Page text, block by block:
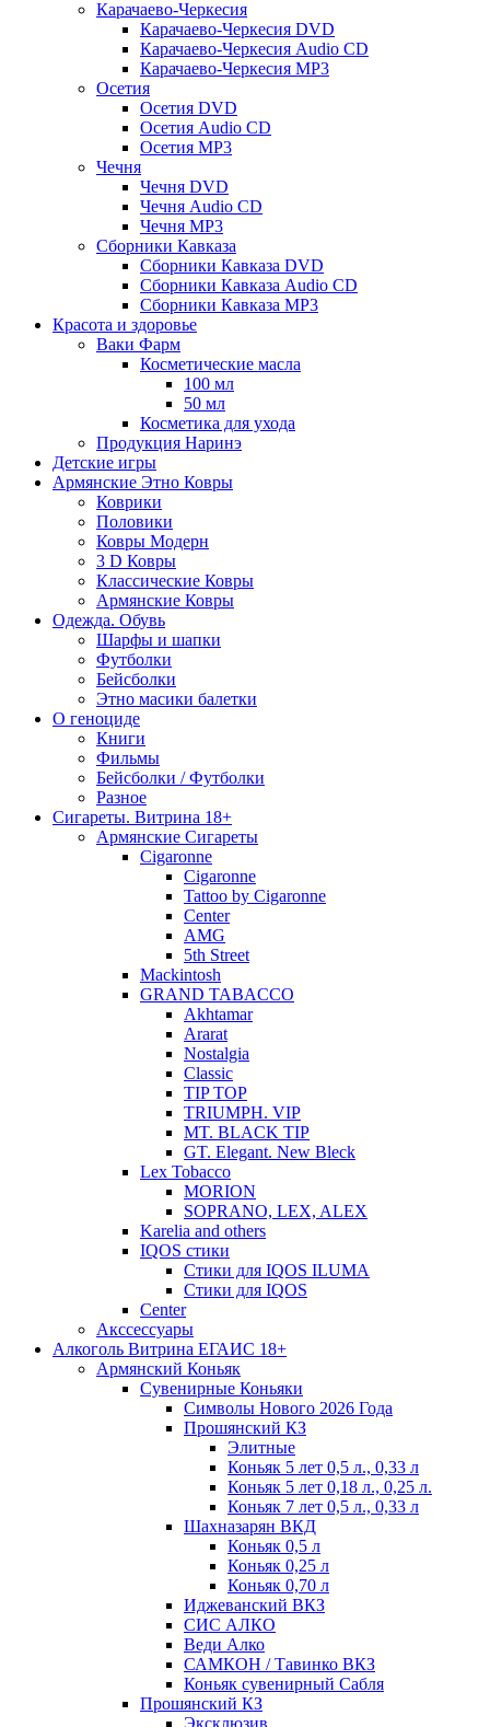
Карачаево-Черкесия
Карачаево-Черкесия DVD
Карачаево-Черкесия Audio CD
Карачаево-Черкесия MP3
Осетия
Осетия DVD
Осетия Audio CD
Осетия MP3
Чечня
Чечня DVD
Чечня Audio CD
Чечня MP3
Сборники Кавказа
Сборники Кавказа DVD
Сборники Кавказа Audio CD
Сборники Кавказа MP3
Красота и здоровье
Ваки Фарм
Косметические масла
100 мл
50 мл
Косметика для ухода
Продукция Наринэ
Детские игры
Армянские Этно Ковры
Коврики
Половики
Ковры Модерн
3 D Ковры
Классические Ковры
Армянские Ковры
Одежда. Обувь
Шарфы и шапки
Футболки
Бейсболки
Этно масики балетки
О геноциде
Книги
Фильмы
Бейсболки / Футболки
Разное
Сигареты. Витрина 18+
Армянские Сигареты
Cigaronne
Cigaronne
Tattoo by Cigaronne
Center
AMG
5th Street
Mackintosh
GRAND TABACCO
Akhtamar
Ararat
Nostalgia
Classic
TIP TOP
TRIUMPH. VIP
MT. BLACK TIP
GT. Elegant. New Bleck
Lex Tobacco
MORION
SOPRANO, LEX, ALEX
Karelia and others
IQOS стики
Стики для IQOS ILUMA
Стики для IQOS
Сenter
Акссессуары
Алкоголь Витрина ЕГАИС 18+
Армянский Коньяк
Сувенирные Коньяки
Символы Нового 2026 Года
Прошянский КЗ
Элитные
Коньяк 5 лет 0,5 л., 0,33 л
Коньяк 5 лет 0,18 л., 0,25 л.
Коньяк 7 лет 0,5 л., 0,33 л
Шахназарян ВКД
Коньяк 0,5 л
Коньяк 0,25 л
Коньяк 0,70 л
Иджеванский ВКЗ
СИС АЛКО
Веди Алко
САМКОН / Тавинко ВКЗ
Коньяк сувенирный Сабля
Прошянский КЗ
Эксклюзив